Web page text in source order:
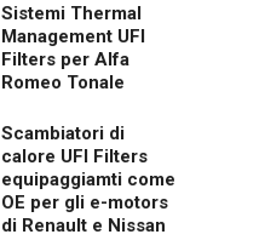
Sistemi Thermal
Management UFI
Filters per Alfa
Romeo Tonale
Scambiatori di
calore UFI Filters
equipaggiamti come
OE per gli e-motors
di Renault e Nissan